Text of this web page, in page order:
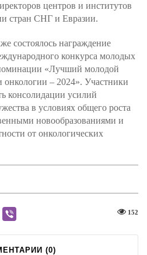
центров и институтов
стран СНГ и Евразии.
состоялось награждение
конкурса молодых
«Лучший молодой
– 2024». Участники
консолидации усилий
в условиях общего роста
новообразованиями и
от онкологических
152
(0)